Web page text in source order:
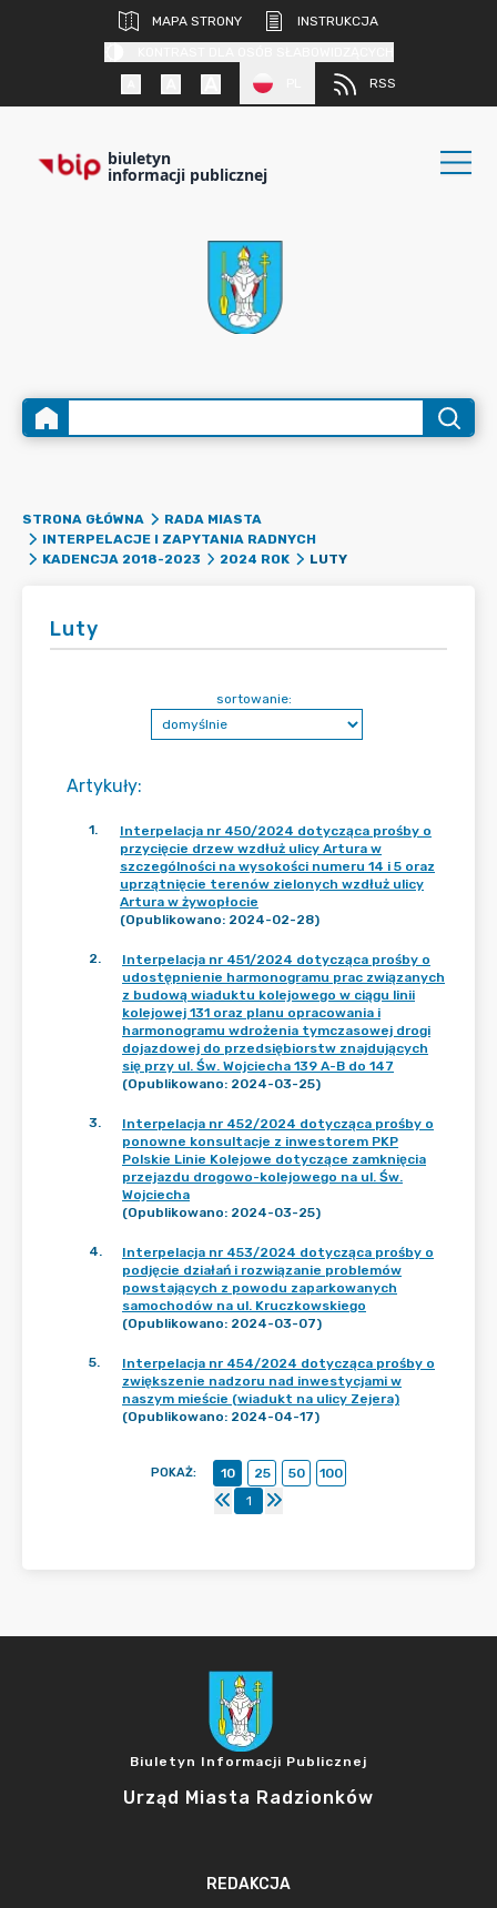
MAPA STRONY
INSTRUKCJA
RSS
biuletyn
informacji publicznej
STRONA GŁÓWNA
RADA MIASTA
INTERPELACJE I ZAPYTANIA RADNYCH
KADENCJA 2018-2023
2024 ROK LUTY
Luty
Artykuły:
sortowanie:
1.
Interpelacja nr 450/2024 dotycząca prośby o
przycięcie drzew wzdłuż ulicy Artura w
szczególności na wysokości numeru 14 i 5 oraz
uprzątnięcie terenów zielonych wzdłuż ulicy
Artura w żywopłocie
(Opublikowano: 2024-02-28)
2.
Interpelacja nr 451/2024 dotycząca prośby o
udostępnienie harmonogramu prac związanych
z budową wiaduktu kolejowego w ciągu linii
kolejowej 131 oraz planu opracowania i
harmonogramu wdrożenia tymczasowej drogi
dojazdowej do przedsiębiorstw znajdujących
się przy ul. Św. Wojciecha 139 A-B do 147
(Opublikowano: 2024-03-25)
3.
Interpelacja nr 452/2024 dotycząca prośby o
ponowne konsultacje z inwestorem PKP
Polskie Linie Kolejowe dotyczące zamknięcia
przejazdu drogowo-kolejowego na ul. Św.
Wojciecha
(Opublikowano: 2024-03-25)
4.
Interpelacja nr 453/2024 dotycząca prośby o
podjęcie działań i rozwiązanie problemów
powstających z powodu zaparkowanych
samochodów na ul. Kruczkowskiego
(Opublikowano: 2024-03-07)
5.
Interpelacja nr 454/2024 dotycząca prośby o
zwiększenie nadzoru nad inwestycjami w
naszym mieście (wiadukt na ulicy Zejera)
(Opublikowano: 2024-04-17)
POKAŻ: 10 25 50
100
1
Biuletyn Informacji Publicznej
Urząd Miasta Radzionków
REDAKCJA